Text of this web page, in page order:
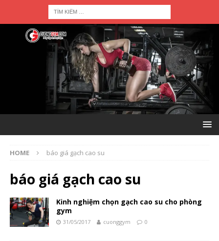
HOME báo giá gạch cao su
báo giá gạch cao su
Kinh nghiệm chọn gạch cao su cho phòng
gym
31/05/2017 cuonggym 0